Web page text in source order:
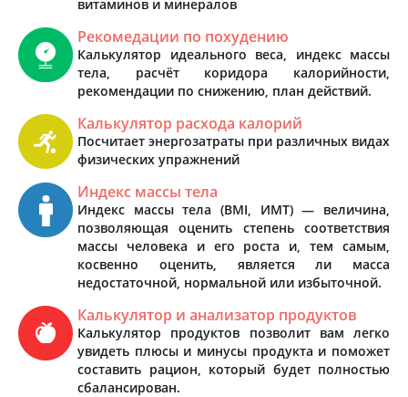
витаминов и минералов
Рекомедации по похудению
Калькулятор идеального веса, индекс массы
тела, расчёт коридора калорийности,
рекомендации по снижению, план действий.
Калькулятор расхода калорий
Посчитает энергозатраты при различных видах
физических упражнений
Индекс массы тела
Индекс массы тела (BMI, ИМТ) — величина,
позволяющая оценить степень соответствия
массы человека и его роста и, тем самым,
косвенно оценить, является ли масса
недостаточной, нормальной или избыточной.
Калькулятор и анализатор продуктов
Калькулятор продуктов позволит вам легко
увидеть плюсы и минусы продукта и поможет
составить рацион, который будет полностью
сбалансирован.